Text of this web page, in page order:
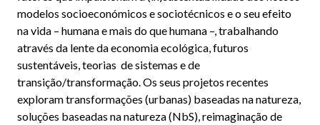
modelos socioeconómicos e sociotécnicos e o seu efeito
na vida – humana e mais do que humana –, trabalhando
através da lente da economia ecológica, futuros
sustentáveis, teorias de sistemas e de
transição/transformação. Os seus projetos recentes
exploram transformações (urbanas) baseadas na natureza,
soluções baseadas na natureza (NbS), reimaginação de